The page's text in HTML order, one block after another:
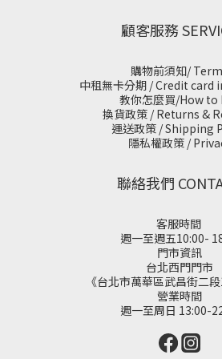
顧客服務
購物前須知/
中租無卡分期 / Credit
教你怎麼買/How to
換貨政策 / Returns &
運送政策 / Shipping
隱私權政策 /
聯絡我們
客服時間
週一至週五10:00-
門市資訊
台北西門門市
《台北市萬華區武昌街二
營業時間
週一至周日 13:00-